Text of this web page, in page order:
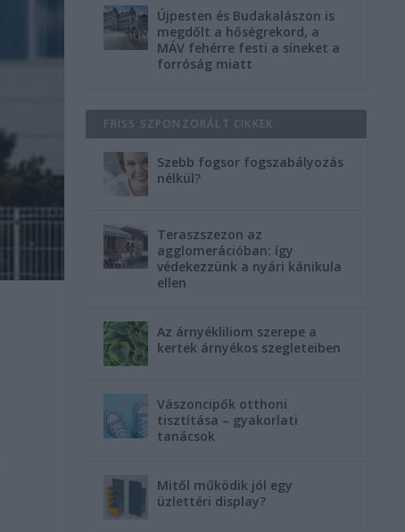
Újpesten és Budakalászon is
megdőlt a hőségrekord, a
MÁV fehérre festi a síneket a
forróság miatt
FRISS SZPONZORÁLT CIKKEK
Szebb fogsor fogszabályozás
nélkül?
Teraszszezon az
agglomerációban: így
védekezzünk a nyári kánikula
ellen
Az árnyékliliom szerepe a
kertek árnyékos szegleteiben
Vászoncipők otthoni
tisztítása – gyakorlati
tanácsok
Mitől működik jól egy
üzlettéri display?